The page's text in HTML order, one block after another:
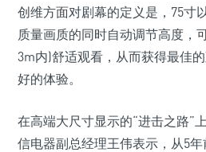
创维方面对剧幕的定义是，75寸
质量画质的同时自动调节高度，
3m内)舒适观看，从而获得最佳
好的体验。
在高端大尺寸显示的“进击之路”
信电器副总经理王伟表示，从5